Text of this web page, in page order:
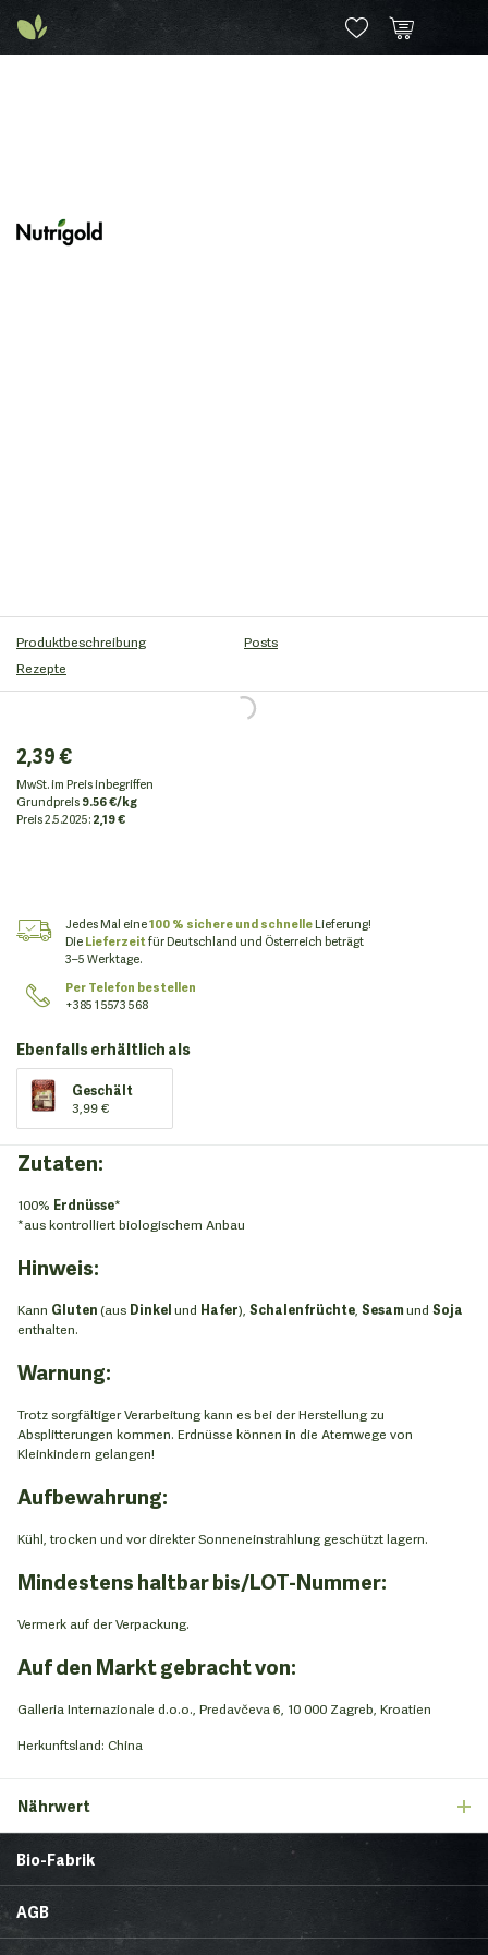
Produktbeschreibung
Posts
Rezepte
2,39 €
MwSt. im Preis inbegriffen
Grundpreis9.56 €/kg
Preis2.5.2025:2,19 €
Jedes Mal eine100 % sichere und schnelleLieferung!
DieLieferzeitfür Deutschland und Österreich beträgt
3–5 Werktage.
Per Telefon bestellen
+385 1 5573 568
Ebenfalls erhältlich als
Geschält
3,99 €
Zutaten:
100% Erdnüsse*
*aus kontrolliert biologischem Anbau
Hinweis:
Kann Gluten(aus Dinkelund Hafer), Schalenfrüchte Sesamund Soja
enthalten.
Warnung:
Trotz sorgfältiger Verarbeitung kann es bei der Herstellung zu
Absplitterungen kommen. Erdnüsse können in die Atemwege von
Kleinkindern gelangen!
Aufbewahrung:
Kühl, trocken und vor direkter Sonneneinstrahlung geschützt lagern.
Mindestens haltbar bis/LOT-Nummer:
Vermerk auf der Verpackung.
Auf den Markt gebracht von:
Galleria Internazionale d.o.o., Predavčeva 6, 10 000 Zagreb, Kroatien
Herkunftsland: China
Nährwert
Bio-Fabrik
News
AGB
Lieferbedingungen